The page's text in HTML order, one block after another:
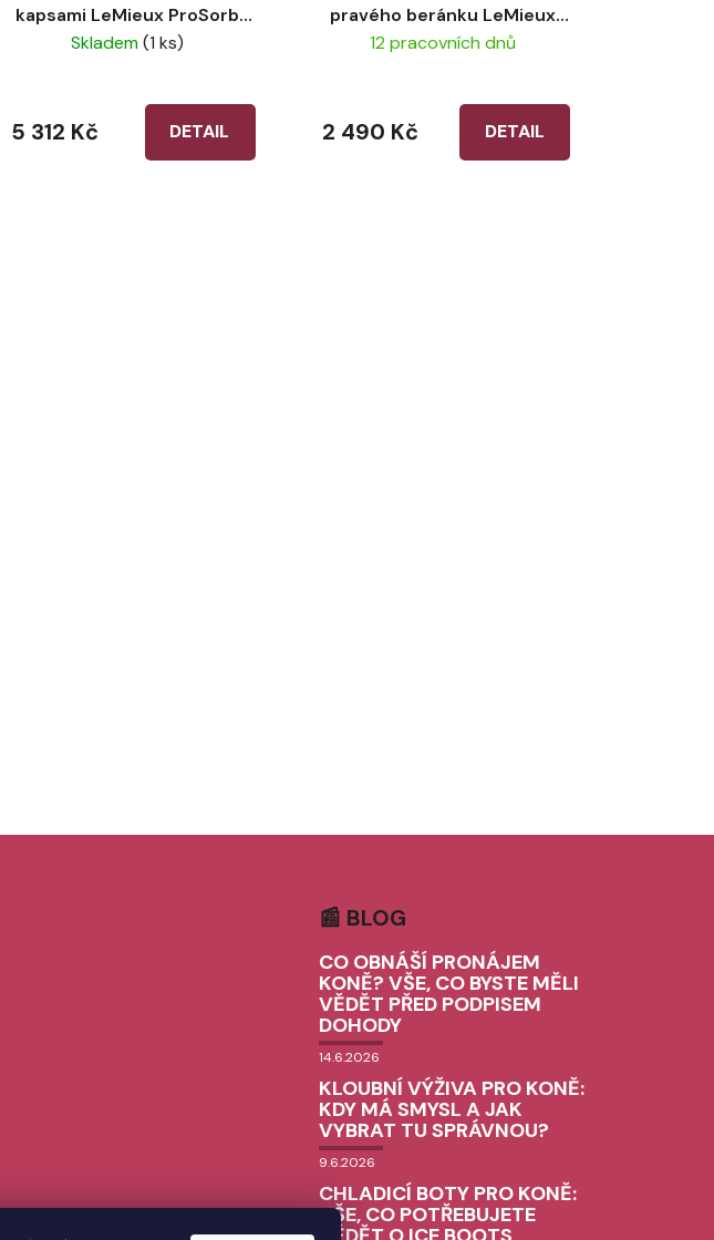
kapsami LeMieux ProSorb
Merino+ 3 Pocket Half Pad
Skladem(1 ks)
DETAIL
5 312 Kč
pravého beránku LeMieux
Merino+ Anatomic
12 pracovních dnů
DETAIL
2 490 Kč
📰 BLOG
CO OBNÁŠÍ PRONÁJEM
KONĚ? VŠE, CO BYSTE MĚLI
VĚDĚT PŘED PODPISEM
DOHODY
14.6.2026
KLOUBNÍ VÝŽIVA PRO KONĚ:
KDY MÁ SMYSL A JAK
VYBRAT TU SPRÁVNOU?
9.6.2026
CHLADICÍ BOTY PRO KONĚ:
VŠE, CO POTŘEBUJETE